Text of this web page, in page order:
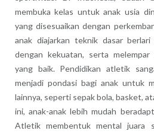
membuka kelas untuk anak usia
yang disesuaikan dengan
anak diajarkan teknik dasar
dengan kekuatan, serta
yang baik. Pendidikan atletik
menjadi pondasi bagi anak untuk
lainnya, seperti sepak bola, basket,
ini, anak-anak lebih mudah
Atletik membentuk mental juara